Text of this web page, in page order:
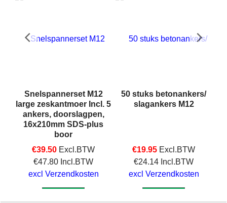
Snelspannerset M12
large zeskantmoer Incl. 5
ankers, doorslagpen,
16x210mm SDS-plus
boor
€39.50 Excl.BTW
€47.80 Incl.BTW
excl Verzendkosten
50 stuks betonankers/
slagankers M12
€19.95 Excl.BTW
€24.14 Incl.BTW
excl Verzendkosten